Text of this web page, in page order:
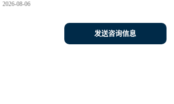
2026-08-06
发送咨询信息